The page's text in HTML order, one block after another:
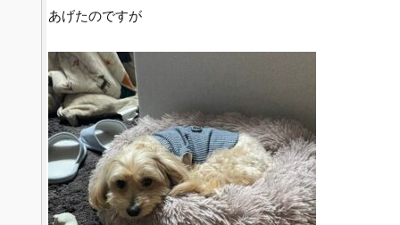
あげたのですが